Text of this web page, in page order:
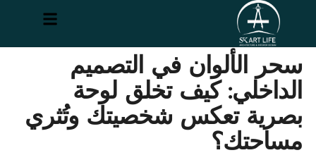
سحر الألوان في التصميم
الداخلي: كيف تخلق لوحة
بصرية تعكس شخصيتك وتُثري
مساحتك؟